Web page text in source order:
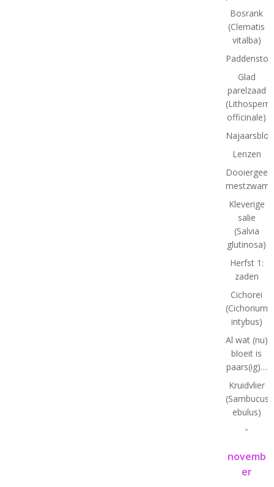
Bosrank
(Clematis
vitalba)
Glad
parelzaad
officinale)
Lenzen
Dooiergeel
Kleverige
salie
(Salvia
glutinosa)
Herfst 1:
zaden
Cichorei
(Cichorium
intybus)
Al wat (nu)
bloeit is
paars(ig)…
Kruidvlier
(Sambucus
ebulus)
-
novemb
er